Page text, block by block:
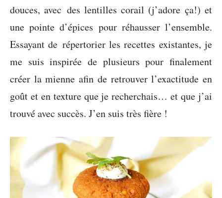
douces, avec des lentilles corail (j’adore ça!) et
une pointe d’épices pour réhausser l’ensemble.
Essayant de répertorier les recettes existantes, je
me suis inspirée de plusieurs pour finalement
créer la mienne afin de retrouver l’exactitude en
goût et en texture que je recherchais… et que j’ai
trouvé avec succès. J’en suis très fière !